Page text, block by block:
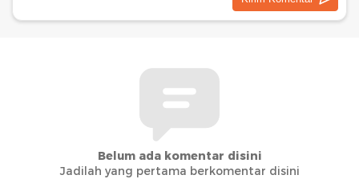
Belum ada komentar disini
Jadilah yang pertama berkomentar disini